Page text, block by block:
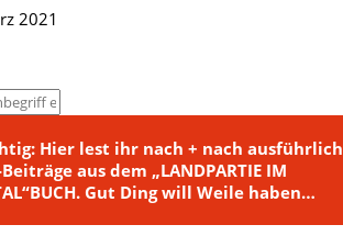
2021
Hier lest ihr nach + nach
Beiträge aus dem „LANDPARTIE IM
Gut Ding will Weile haben…